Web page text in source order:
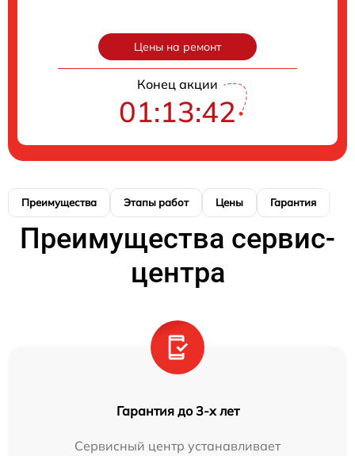
Цены на ремонт
Конец акции
01:13:41
Преимущества Этапы работ Цены Гарантия
Преимущества сервис-
центра
Гарантия до 3-х лет
Сервисный центр устанавливает